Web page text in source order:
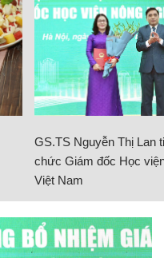
GS.TS Nguyễn Thị Lan
chức Giám đốc Học
Việt Nam